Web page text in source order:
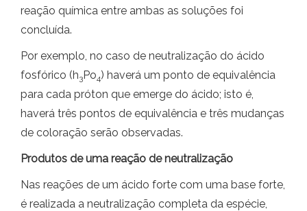
reação química entre ambas as soluções foi
concluída.
Por exemplo, no caso de neutralização do ácido
fosfórico (h3Po4) haverá um ponto de equivalência
para cada próton que emerge do ácido; isto é,
haverá três pontos de equivalência e três mudanças
de coloração serão observadas.
Produtos de uma reação de neutralização
Nas reações de um ácido forte com uma base forte,
é realizada a neutralização completa da espécie,